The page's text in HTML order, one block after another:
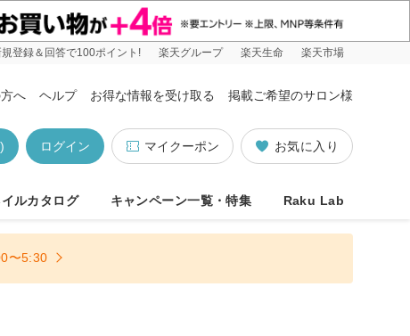
規登録＆回答で100ポイント! 楽天グループ 楽天生命 楽天市場
へ ヘルプ お得な情報を受け取る 掲載ご希望のサロン様
お気に入り
マイクーポン
ログイン
ルカタログ キャンペーン一覧・特集 Raku Lab
〜5:30